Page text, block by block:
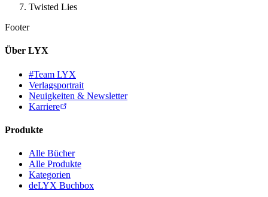
Twisted Lies
Footer
Über LYX
#Team LYX
Verlagsportrait
Neuigkeiten & Newsletter
Karriere
Produkte
Alle Bücher
Alle Produkte
Kategorien
deLYX Buchbox